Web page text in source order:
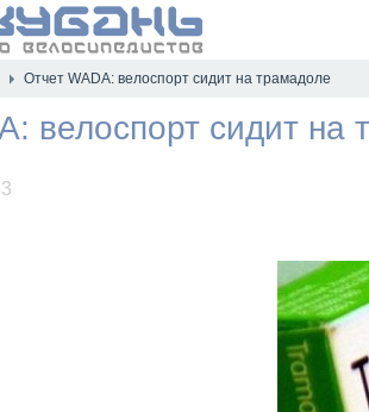
Отчет WADA: велоспорт сидит на трамадоле
велоспорт сидит на